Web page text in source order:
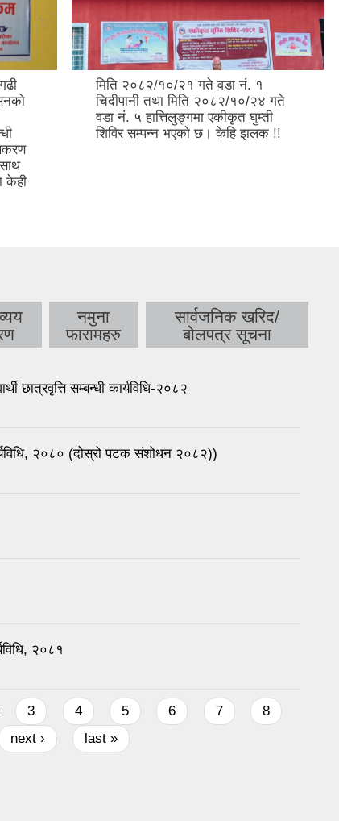
केही
मिति २०८२/१०/२१ गते वडा नं. १
चिदीपानी तथा मिति २०८२/१०/२४ गते
वडा नं. ५ हात्तिलुङ्गमा एकीकृत घुम्ती
शिविर सम्पन्न भएको छ। केहि झलक !!
नमुना
फारामहरु
सार्वजनिक खरिद/
बोलपत्र सूचना
छात्रवृत्ति सम्बन्धी कार्यविधि-२०८२
२०८० (दोस्रो पटक संशोधन २०८२))
२०८१
3 4 5 6 7
8
next › last »